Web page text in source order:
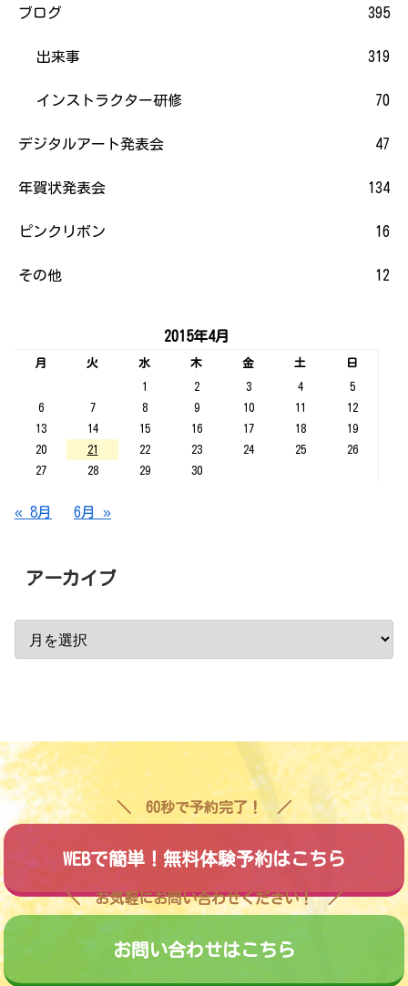
ブログ 395
出来事 319
インストラクター研修 70
デジタルアート発表会 47
年賀状発表会 134
ピンクリボン 16
その他 12
2015年4月
月 火 水 木 金 土
日
1
2 3 4
5
6
7 8 9 10 11
12
13
14 15 16 17 18
19
20
21 22 23 24 25
26
27
28 29 30
« 8月 6月 »
アーカイブ
60秒で予約完了！
WEBで簡単！無料体験予約はこちら
お気軽にお問い合わせください！
お問い合わせはこちら